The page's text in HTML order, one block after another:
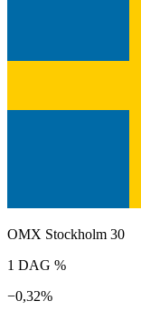
OMX Stockholm 30
1 DAG %
−0,32%